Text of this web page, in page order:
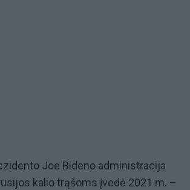
Joe Bideno administracija
kalio trąšoms įvedė 2021 m. –